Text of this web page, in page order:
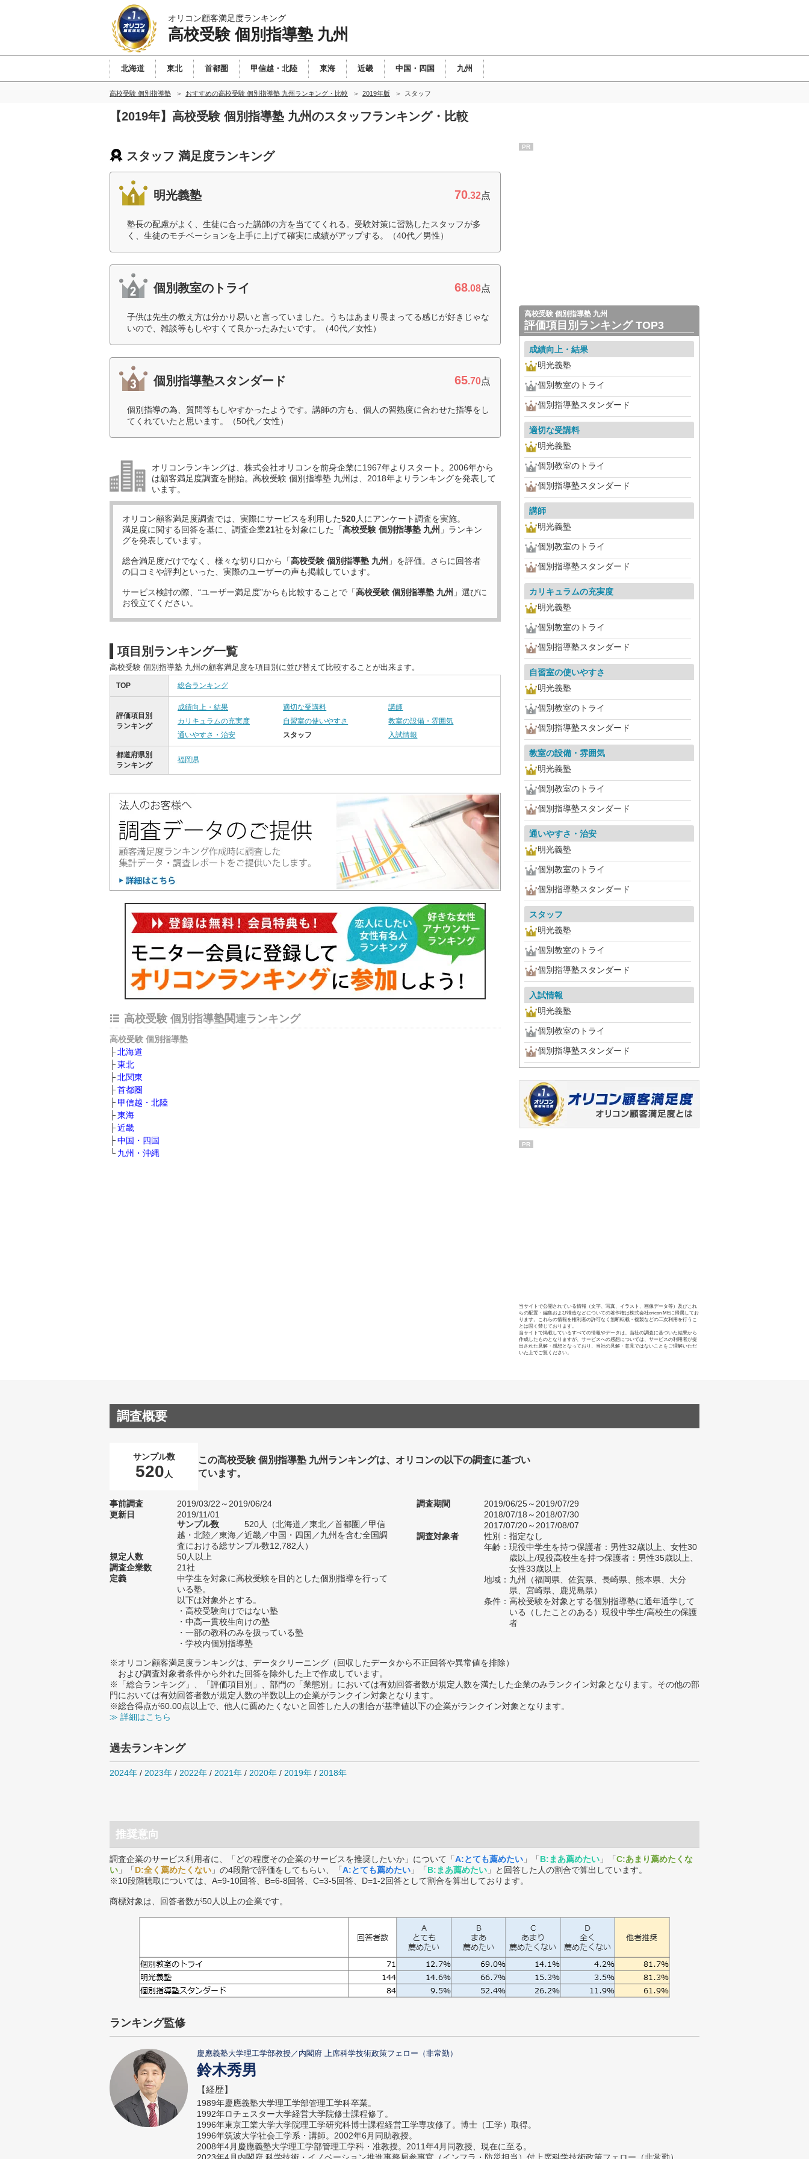
オリコン顧客満足度ランキング
高校受験 個別指導塾 九州
北海道 東北 首都圏 甲信越・北陸 東海 近畿 中国・四国 九州
高校受験 個別指導塾 おすすめの高校受験 個別指導塾 九州ランキング・比較 2019年版 スタッフ
【2019年】高校受験 個別指導塾 九州のスタッフランキング・比較
スタッフ 満足度ランキング
明光義塾 70.32点
塾長の配慮がよく、生徒に合った講師の方を当ててくれる。受験対策に習熟したスタッフが多
く、生徒のモチベーションを上手に上げて確実に成績がアップする。（40代／男性）
個別教室のトライ 68.08点
子供は先生の教え方は分かり易いと言っていました。うちはあまり畏まってる感じが好きじゃな
いので、雑談等もしやすくて良かったみたいです。（40代／女性）
個別指導塾スタンダード 65.70点
個別指導の為、質問等もしやすかったようです。講師の方も、個人の習熟度に合わせた指導をし
てくれていたと思います。（50代／女性）
オリコンランキングは、株式会社オリコンを前身企業に1967年よりスタート。2006年から
は顧客満足度調査を開始。高校受験 個別指導塾 九州は、2018年よりランキングを発表して
います。
オリコン顧客満足度調査では、実際にサービスを利用した520人にアンケート調査を実施。
満足度に関する回答を基に、調査企業21社を対象にした「高校受験 個別指導塾 九州 」ランキン
グを発表しています。
総合満足度だけでなく、様々な切り口から「高校受験 個別指導塾 九州 」を評価。さらに回答者
の口コミや評判といった、実際のユーザーの声も掲載しています。
サービス検討の際、“ユーザー満足度”からも比較することで「高校受験 個別指導塾 九州 」選びに
お役立てください。
項目別ランキング一覧
高校受験 個別指導塾 九州の顧客満足度を項目別に並び替えて比較することが出来ます。
TOP 総合ランキング
評価項目別
ランキング
成績向上・結果 適切な受講料
講師
カリキュラムの充実度
自習室の使いやすさ
教室の設備・雰囲気
通いやすさ・治安
スタッフ 入試情報
都道府県別
ランキング
福岡県
高校受験 個別指導塾関連ランキング
高校受験 個別指導塾
北海道
東北
北関東
首都圏
甲信越・北陸
東海
近畿
中国・四国
九州・沖縄
PR
高校受験 個別指導塾 九州
評価項目別ランキング TOP3
成績向上・結果
明光義塾
個別教室のトライ
個別指導塾スタンダード
適切な受講料
明光義塾
個別教室のトライ
個別指導塾スタンダード
講師
明光義塾
個別教室のトライ
個別指導塾スタンダード
カリキュラムの充実度
明光義塾
個別教室のトライ
個別指導塾スタンダード
自習室の使いやすさ
明光義塾
個別教室のトライ
個別指導塾スタンダード
教室の設備・雰囲気
明光義塾
個別教室のトライ
個別指導塾スタンダード
通いやすさ・治安
明光義塾
個別教室のトライ
個別指導塾スタンダード
スタッフ
明光義塾
個別教室のトライ
個別指導塾スタンダード
入試情報
明光義塾
個別教室のトライ
個別指導塾スタンダード
PR
当サイトで公開されている情報（文字、写真、イラスト、画像データ等）及びこれ
らの配置・編集および構造などについての著作権は株式会社oricon MEに帰属してお
ります。これらの情報を権利者の許可なく無断転載・複製などの二次利用を行うこ
とは固く禁じております。
当サイトで掲載しているすべての情報やデータは、当社の調査に基づいた結果から
作成したものとなりますが、サービスへの感想については、サービスの利用者が提
出された見解・感想となっており、当社の見解・意見ではないことをご理解いただ
いた上でご覧ください。
調査概要
サンプル数
520 人
この高校受験 個別指導塾 九州ランキングは、オリコンの以下の調査に基づい
ています。
事前調査
2019/03/22～2019/06/24
更新日
2019/11/01
サンプル数
520人（北海道／東北／首都圏／甲信
越・北陸／東海／近畿／中国・四国／九州を含む全国調
査における総サンプル数12,782人）
規定人数
50人以上
調査企業数
21社
定義
中学生を対象に高校受験を目的とした個別指導を行って
いる塾。
以下は対象外とする。
・高校受験向けではない塾
・中高一貫校生向けの塾
・一部の教科のみを扱っている塾
・学校内個別指導塾
調査期間
2019/06/25～2019/07/29
2018/07/18～2018/07/30
2017/07/20～2017/08/07
調査対象者
性別：指定なし
年齢：現役中学生を持つ保護者：男性32歳以上、女性30
歳以上/現役高校生を持つ保護者：男性35歳以上、
女性33歳以上
地域：九州（福岡県、佐賀県、長崎県、熊本県、大分
県、宮崎県、鹿児島県）
条件：高校受験を対象とする個別指導塾に通年通学して
いる（したことのある）現役中学生/高校生の保護
者
※オリコン顧客満足度ランキングは、データクリーニング（回収したデータから不正回答や異常値を排除）
および調査対象者条件から外れた回答を除外した上で作成しています。
※「総合ランキング」、「評価項目別」、部門の「業態別」においては有効回答者数が規定人数を満たした企業のみランクイン対象となります。その他の部
門においては有効回答者数が規定人数の半数以上の企業がランクイン対象となります。
※総合得点が60.00点以上で、他人に薦めたくないと回答した人の割合が基準値以下の企業がランクイン対象となります。
≫ 詳細はこちら
過去ランキング
2024年 / 2023年 / 2022年 / 2021年 / 2020年 / 2019年 / 2018年
推奨意向
調査企業のサービス利用者に、「どの程度その企業のサービスを推奨したいか」について「A:とても薦めたい 」「B:まあ薦めたい 」「C:あまり薦めたくな
い 」「D:全く薦めたくない 」の4段階で評価をしてもらい、「A:とても薦めたい 」「B:まあ薦めたい 」と回答した人の割合で算出しています。
※10段階聴取については、A=9-10回答、B=6-8回答、C=3-5回答、D=1-2回答として割合を算出しております。
商標対象は、回答者数が50人以上の企業です。
ランキング監修
慶應義塾大学理工学部教授／内閣府 上席科学技術政策フェロー（非常勤）
鈴木秀男
【経歴】
1989年慶應義塾大学理工学部管理工学科卒業。
1992年ロチェスター大学経営大学院修士課程修了。
1996年東京工業大学大学院理工学研究科博士課程経営工学専攻修了。博士（工学）取得。
1996年筑波大学社会工学系・講師。2002年6月同助教授。
2008年4月慶應義塾大学理工学部管理工学科・准教授。2011年4月同教授、現在に至る。
2023年4月内閣府 科学技術・イノベーション推進事務局参事官（インフラ・防災担当）付上席科学技術政策フェロー（非常勤）